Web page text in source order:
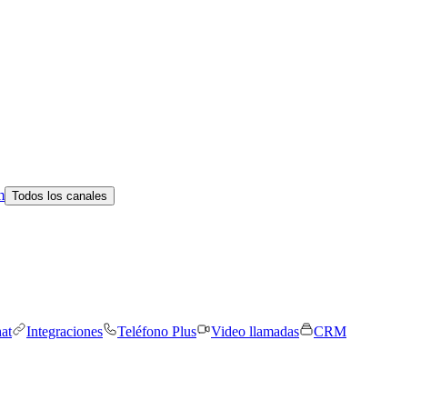
Todos los canales
Integraciones Teléfono Plus Video llamadas
CRM